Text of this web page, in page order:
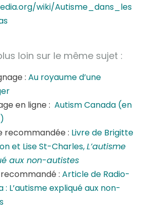
wiki/Autisme_dans_les
loin sur le même sujet :
: Au royaume d’une
en ligne : Autism Canada (en
recommandée : Livre de Brigitte
et Lise St-Charles,L’autisme
aux non-autistes
: Article de Radio-
: L’autisme expliqué aux non-